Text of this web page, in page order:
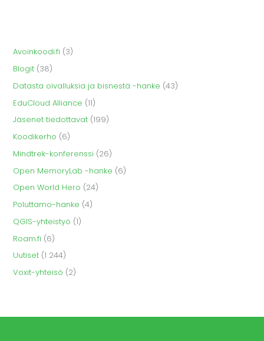
Avoinkoodi.fi (3)
Blogit (38)
Datasta oivalluksia ja bisnestä -hanke (43)
EduCloud Alliance (11)
Jäsenet tiedottavat (199)
Koodikerho (6)
Mindtrek-konferenssi (26)
Open MemoryLab -hanke (6)
Open World Hero (24)
Poluttamo-hanke (4)
QGIS-yhteistyö (1)
Roam.fi (6)
Uutiset (1 244)
Voxit-yhteisö (2)